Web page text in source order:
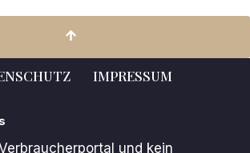
IMPRESSUM
und kein